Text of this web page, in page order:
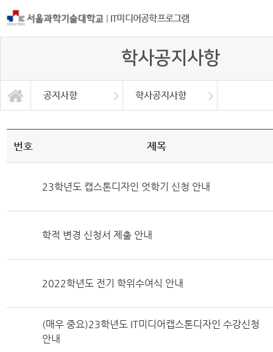
| IT미디어공학프로그램
학사공지사항
공지사항 학사공지사항
프로그램소개
교과과정
자료실
공지사항
대학원
학사공지사항
취업정보
번호 제목
23학년도 캡스톤디자인 엇학기 신청 안내
학적 변경 신청서 제출 안내
2022학년도 전기 학위수여식 안내
(매우 중요)23학년도 IT미디어캡스톤디자인 수강신청
안내